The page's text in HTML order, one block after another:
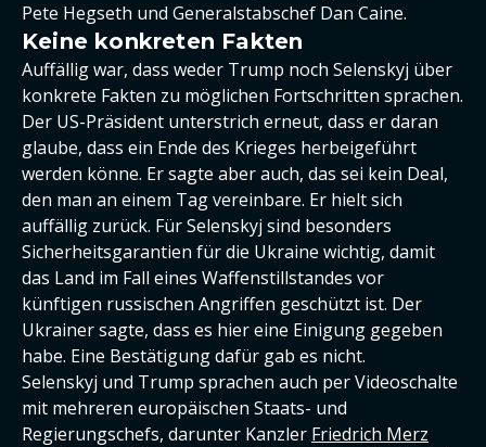
Pete Hegseth und Generalstabschef Dan Caine.
Keine konkreten Fakten
Auffällig war, dass weder Trump noch Selenskyj über
konkrete Fakten zu möglichen Fortschritten sprachen.
Der US-Präsident unterstrich erneut, dass er daran
glaube, dass ein Ende des Krieges herbeigeführt
werden könne. Er sagte aber auch, das sei kein Deal,
den man an einem Tag vereinbare. Er hielt sich
auffällig zurück. Für Selenskyj sind besonders
Sicherheitsgarantien für die Ukraine wichtig, damit
das Land im Fall eines Waffenstillstandes vor
künftigen russischen Angriffen geschützt ist. Der
Ukrainer sagte, dass es hier eine Einigung gegeben
habe. Eine Bestätigung dafür gab es nicht.
Selenskyj und Trump sprachen auch per Videoschalte
mit mehreren europäischen Staats- und
Regierungschefs, darunter Kanzler Friedrich Merz